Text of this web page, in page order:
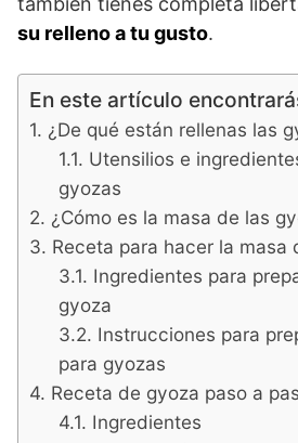
su relleno a tu gusto.
En este artículo
¿De qué están rellenas las
Utensilios e
gyozas
¿Cómo es la masa de las
Receta para hacer la masa
Ingredientes para
gyoza
Instrucciones para
para gyozas
Receta de gyoza paso a
Ingredientes